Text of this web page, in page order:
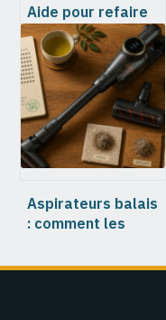
Aide pour refaire
sa toiture en 2024
: choix, budget et
aides
Aspirateurs balais
: comment les
Choisir guident